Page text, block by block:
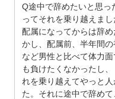
Q途中で辞めたいと思
ってそれを乗り越えま
配属になってからは辞
かし、配属前、半年間
など男性と比べて体力
も負けたくなかったし
れを乗り越えてやっと
た。それに途中で辞め